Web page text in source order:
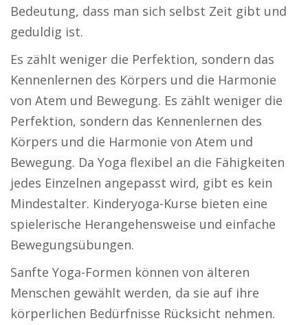
Bedeutung, dass man sich selbst Zeit gibt und
geduldig ist.
Es zählt weniger die Perfektion, sondern das
Kennenlernen des Körpers und die Harmonie
von Atem und Bewegung. Es zählt weniger die
Perfektion, sondern das Kennenlernen des
Körpers und die Harmonie von Atem und
Bewegung. Da Yoga flexibel an die Fähigkeiten
jedes Einzelnen angepasst wird, gibt es kein
Mindestalter. Kinderyoga-Kurse bieten eine
spielerische Herangehensweise und einfache
Bewegungsübungen.
Sanfte Yoga-Formen können von älteren
Menschen gewählt werden, da sie auf ihre
körperlichen Bedürfnisse Rücksicht nehmen.